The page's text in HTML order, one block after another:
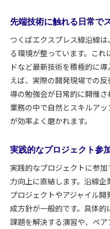
先端技術に触れる日常で
つくばエクスプレス線沿線
る環境が整っています。これ
ドなど最新技術を積極的に
えば、実際の開発現場での
導の勉強会が日常的に開催
業務の中で自然とスキルア
が効率よく磨かれます。
実践的なプロジェクト参
実践的なプロジェクトに参
力向上に直結します。沿線
プロジェクトやアジャイル
成方針が一般的です。具体
課題を解決する演習や、ペ